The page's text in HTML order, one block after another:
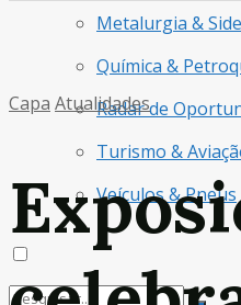
Metalurgia &
Química &
Radar de
Turismo &
Veículos & Pneus
Capa Atualidades